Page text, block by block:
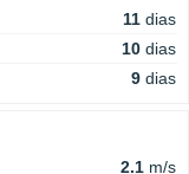
11 dias
10 dias
9 dias
2.1 m/s